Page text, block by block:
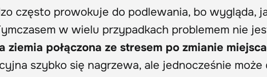
często prowokuje do podlewania, bo wygląda,
w wielu przypadkach problemem nie
ziemia połączona ze stresem po zmianie miejsca
szybko się nagrzewa, ale jednocześnie może